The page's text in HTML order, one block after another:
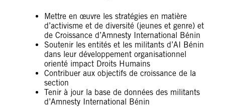
Mettre en œuvre les stratégies en matière
d’activisme et de diversité (jeunes et genre) et
de Croissance d’Amnesty International Bénin
Soutenir les entités et les militants d’AI Bénin
dans leur développement organisationnel
orienté impact Droits Humains
Contribuer aux objectifs de croissance de la
section
Tenir à jour la base de données des militants
d’Amnesty International Bénin